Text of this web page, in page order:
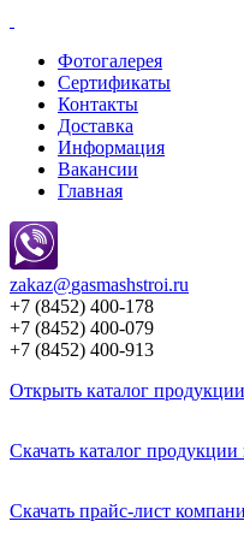
Фотогалерея
Сертификаты
Контакты
Доставка
Информация
Вакансии
Главная
zakaz@gasmashstroi.ru
+7 (8452) 400-178
+7 (8452) 400-079
+7 (8452) 400-913
Открыть каталог
Скачать каталог
Скачать прайс-лист